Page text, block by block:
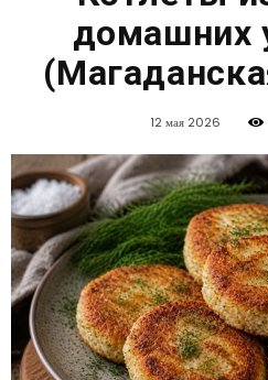
домашних
12 мая 2026